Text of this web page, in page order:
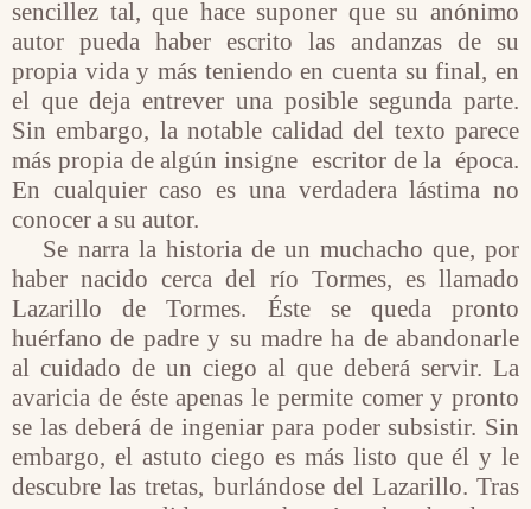
sencillez tal, que hace suponer que su anónimo
autor pueda haber escrito las andanzas de su
propia vida y más teniendo en cuenta su final, en
el que deja entrever una posible segunda parte.
Sin embargo, la notable calidad del texto parece
más propia de algún insigne escritor de la época.
En cualquier caso es una verdadera lástima no
conocer a su autor.
Se narra la historia de un muchacho que, por
haber nacido cerca del río Tormes, es llamado
Lazarillo de Tormes. Éste se queda pronto
huérfano de padre y su madre ha de abandonarle
al cuidado de un ciego al que deberá servir. La
avaricia de éste apenas le permite comer y pronto
se las deberá de ingeniar para poder subsistir. Sin
embargo, el astuto ciego es más listo que él y le
descubre las tretas, burlándose del Lazarillo. Tras